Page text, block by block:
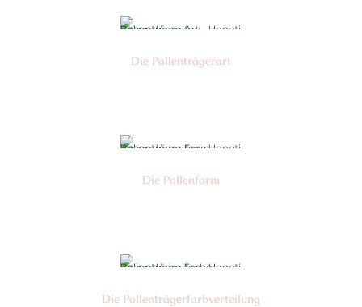
Die Pollen­trägerart
Die Pollen­form
Die Pollen­trägerfarb­verteilung